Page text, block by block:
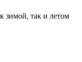
зимой, так и летом